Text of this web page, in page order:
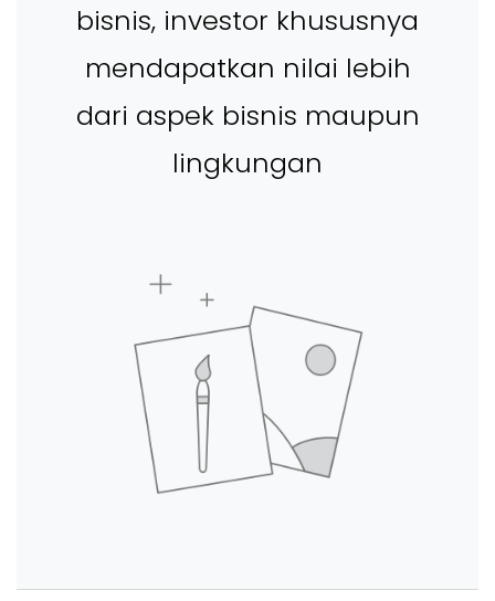
bisnis, investor khususnya
mendapatkan nilai lebih
dari aspek bisnis maupun
lingkungan